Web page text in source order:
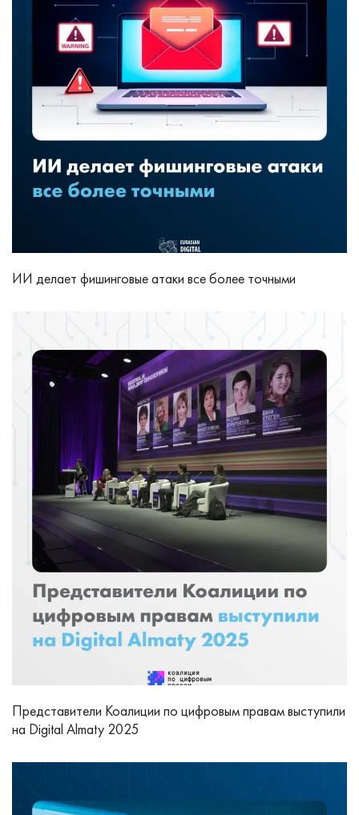
ИИ делает фишинговые атаки все более точными
Представители Коалиции по цифровым правам выступили
на Digital Almaty 2025